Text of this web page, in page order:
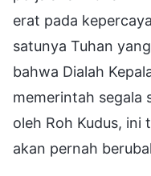
erat pada
satunya Tuhan
bahwa Dialah
memerintah segala
oleh Roh Kudus,
akan pernah